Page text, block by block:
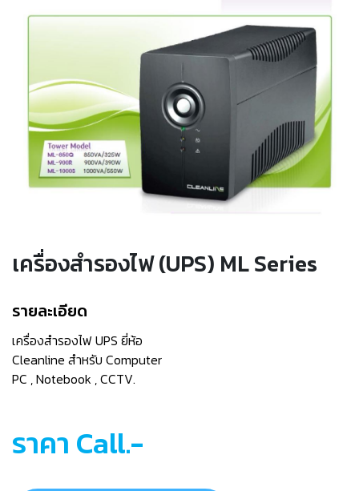
เครื่องสำรองไฟ (UPS) ML Series
รายละเอียด
เครื่องสำรองไฟ UPS ยี่ห้อ
Cleanline สำหรับ Computer
PC , Notebook , CCTV.
ราคา Call.-